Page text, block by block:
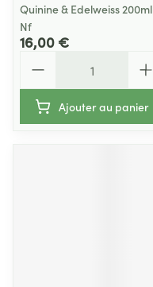
Quinine & Edelweiss 200ml
Nf
16,00 €
Ajouter au panier